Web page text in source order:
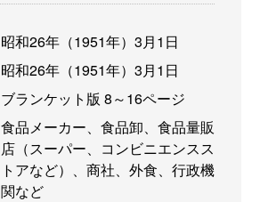
昭和26年（1951年）3月1日
昭和26年（1951年）3月1日
ブランケット版 8～16ページ
食品メーカー、食品卸、食品量販
店（スーパー、コンビニエンスス
トアなど）、商社、外食、行政機
関など